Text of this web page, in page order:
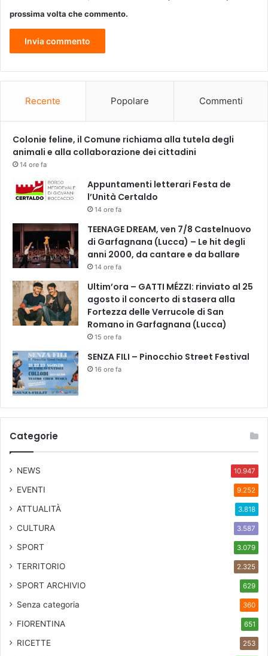
r
T
a
e
u
g
o
n
a
a
p
e
e
b
a
r
c
r
a
t
v
i
à
e
prossima volta che commento.
Recente Popolare Commenti
Colonie feline, il Comune richiama alla tutela degli
animali e alla collaborazione dei cittadini
14 ore fa
Appuntamenti letterari Festa de
l’Unità Certaldo
14 ore fa
TEENAGE DREAM, ven 7/8 Castelnuovo
di Garfagnana (Lucca) – Le hit degli
anni 2000, da cantare e da ballare
14 ore fa
Ultim’ora – GATTI MÉZZI: rinviato al 25
agosto il concerto di stasera alla
Fortezza delle Verrucole di San
Romano in Garfagnana (Lucca)
15 ore fa
SENZA FILI – Pinocchio Street Festival
16 ore fa
Categorie
NEWS 10.947
EVENTI 9.252
ATTUALITÀ 3.818
CULTURA 3.587
SPORT 3.079
TERRITORIO 2.325
SPORT ARCHIVIO 629
Senza categoria 360
FIORENTINA 651
RICETTE 253